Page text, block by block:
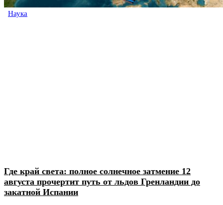
Наука
Где край света: полное солнечное затмение 12
августа прочертит путь от льдов Гренландии до
закатной Испании